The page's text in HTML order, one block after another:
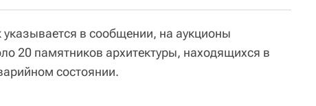
указывается в сообщении, на аукционы
20 памятников архитектуры, находящихся в
состоянии.